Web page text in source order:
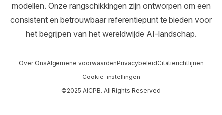
modellen. Onze rangschikkingen zijn ontworpen om een
consistent en betrouwbaar referentiepunt te bieden voor
het begrijpen van het wereldwijde AI-landschap.
Over OnsAlgemene voorwaardenPrivacybeleidCitatierichtlijnen
Cookie-instellingen
©2025 AICPB. All Rights Reserved